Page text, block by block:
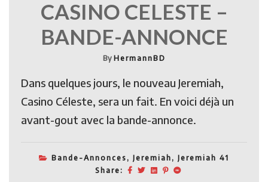
CASINO CELESTE –
BANDE-ANNONCE
By HermannBD
Dans quelques jours, le nouveau Jeremiah,
Casino Céleste, sera un fait. En voici déjà un
avant-gout avec la bande-annonce.
Bande-Annonces, Jeremiah, Jeremiah 41
Share: